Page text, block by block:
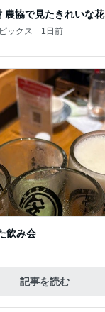
農協で見たきれいな花
ックス 1日前
飲み会
記事を読む